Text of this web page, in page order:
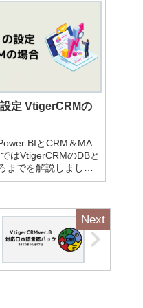
定 VtigerCRMの
BIとCRM＆MA
はVtigerCRMのDBと
までを解説しました
に分析するためのモ
シップの設定...